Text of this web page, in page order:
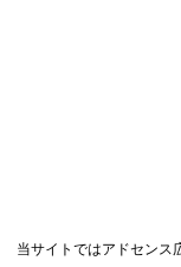
当サイトではアドセンス